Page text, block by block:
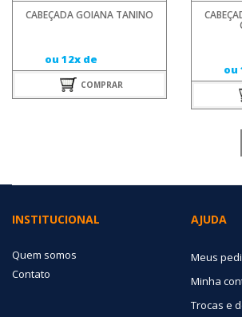
CABEÇADA GOIANA TANINO
ou 12x de
COMPRAR
ou
INSTITUCIONAL
Quem somos
Contato
AJUDA
Meus
Minha
Trocas e